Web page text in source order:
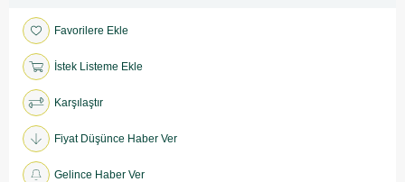
Favorilere Ekle
İstek Listeme Ekle
Karşılaştır
Fiyat Düşünce Haber Ver
Gelince Haber Ver